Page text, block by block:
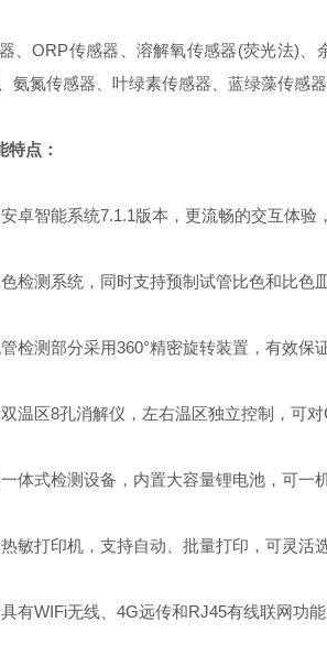
ORP传感器、溶解氧传感器(荧光法)、
氨氮传感器、叶绿素传感器、蓝绿藻传感
特点：
智能系统7.1.1版本，更流畅的交互体验
测系统，同时支持预制试管比色和比色
测部分采用360°精密旋转装置，有效保
区8孔消解仪，左右温区独立控制，可对
式检测设备，内置大容量锂电池，可一
打印机，支持自动、批量打印，可灵活
WIFi无线、4G远传和RJ45有线联网功能